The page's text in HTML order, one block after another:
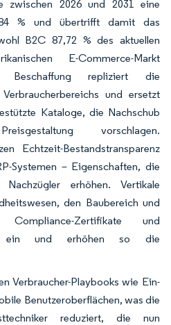
zwischen 2026 und 2031 eine
% und übertrifft damit das
B2C 87,72 % des aktuellen
E-Commerce-Markt
Beschaffung repliziert die
und ersetzt
Kataloge, die Nachschub
vorschlagen.
Echtzeit-Bestandstransparenz
Systemen – Eigenschaften, die
erhöhen. Vertikale
den Baubereich und
Zertifikate und
ein und erhöhen so die
Verbraucher-Playbooks wie Ein-
Benutzeroberflächen, was die
reduziert, die nun